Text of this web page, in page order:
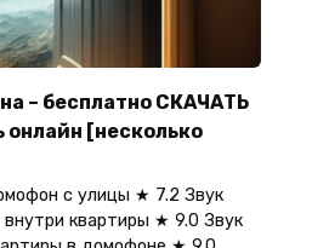
– бесплатно СКАЧАТЬ
онлайн [несколько
с улицы ★ 7.2 Звук
квартиры ★ 9.0 Звук